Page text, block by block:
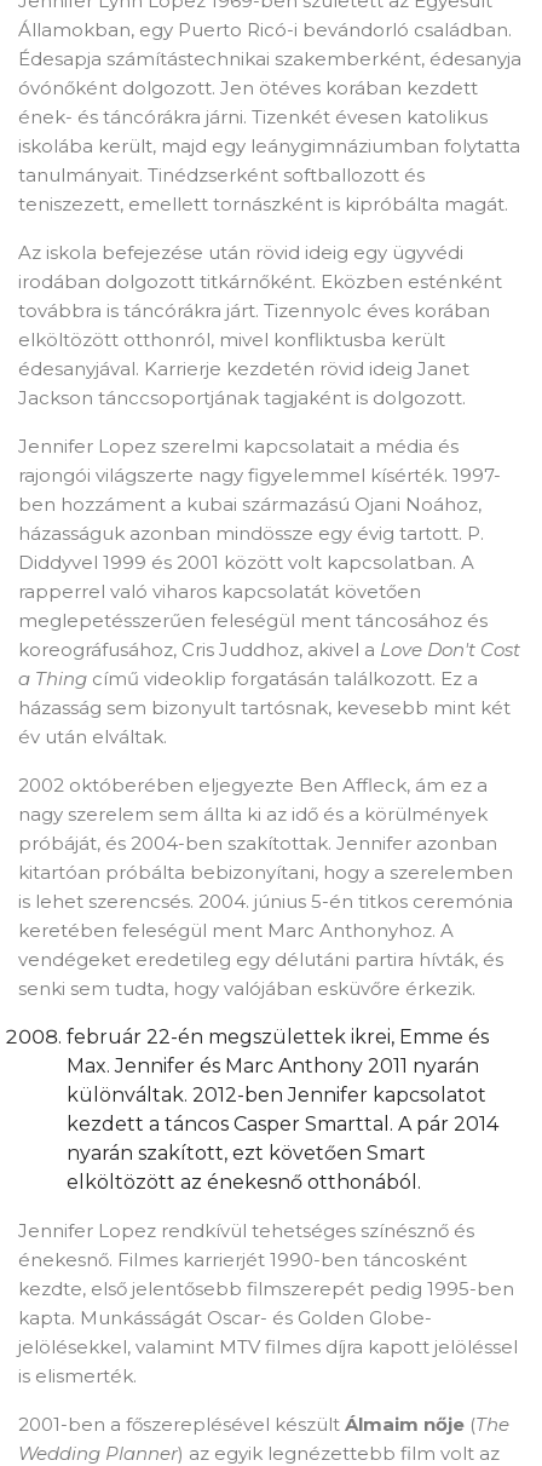
Államokban, egy Puerto Ricó-i bevándorló családban.
Édesapja számítástechnikai szakemberként, édesanyja
óvónőként dolgozott. Jen ötéves korában kezdett
ének- és táncórákra járni. Tizenkét évesen katolikus
iskolába került, majd egy leánygimnáziumban folytatta
tanulmányait. Tinédzserként softballozott és
teniszezett, emellett tornászként is kipróbálta magát.
Az iskola befejezése után rövid ideig egy ügyvédi
irodában dolgozott titkárnőként. Eközben esténként
továbbra is táncórákra járt. Tizennyolc éves korában
elköltözött otthonról, mivel konfliktusba került
édesanyjával. Karrierje kezdetén rövid ideig Janet
Jackson tánccsoportjának tagjaként is dolgozott.
Jennifer Lopez szerelmi kapcsolatait a média és
rajongói világszerte nagy figyelemmel kísérték. 1997-
ben hozzáment a kubai származású Ojani Noához,
házasságuk azonban mindössze egy évig tartott. P.
Diddyvel 1999 és 2001 között volt kapcsolatban. A
rapperrel való viharos kapcsolatát követően
meglepetésszerűen feleségül ment táncosához és
koreográfusához, Cris Juddhoz, akivel a Love Don't Cost
a Thing című videoklip forgatásán találkozott. Ez a
házasság sem bizonyult tartósnak, kevesebb mint két
év után elváltak.
2002 októberében eljegyezte Ben Affleck, ám ez a
nagy szerelem sem állta ki az idő és a körülmények
próbáját, és 2004-ben szakítottak. Jennifer azonban
kitartóan próbálta bebizonyítani, hogy a szerelemben
is lehet szerencsés. 2004. június 5-én titkos ceremónia
keretében feleségül ment Marc Anthonyhoz. A
vendégeket eredetileg egy délutáni partira hívták, és
senki sem tudta, hogy valójában esküvőre érkezik.
február 22-én megszülettek ikrei, Emme és
Max. Jennifer és Marc Anthony 2011 nyarán
különváltak. 2012-ben Jennifer kapcsolatot
kezdett a táncos Casper Smarttal. A pár 2014
nyarán szakított, ezt követően Smart
elköltözött az énekesnő otthonából.
Jennifer Lopez rendkívül tehetséges színésznő és
énekesnő. Filmes karrierjét 1990-ben táncosként
kezdte, első jelentősebb filmszerepét pedig 1995-ben
kapta. Munkásságát Oscar- és Golden Globe-
jelölésekkel, valamint MTV filmes díjra kapott jelöléssel
is elismerték.
2001-ben a főszereplésével készült Álmaim nője (The
Wedding Planner) az egyik legnézettebb film volt az
Create wishlist ×
Wishlist name
Отказ Create wishlist